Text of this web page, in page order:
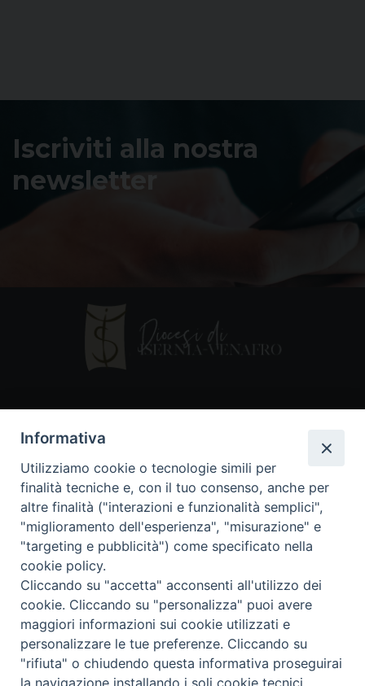
Iscriviti alla nostra
newsletter
86170 Isernia
086550849
segreteria@diocesiiserniavenafro.it
I nostri social
Copyright © 2018 - Diocesi di Isernia-Venafro (C.F.
90008750946). Riproduzione solo con permesso.
Tutti i diritti sono riservati
Informativa
Utilizziamo cookie o tecnologie simili per
finalità tecniche e, con il tuo consenso, anche per
altre finalità ("interazioni e funzionalità semplici",
"miglioramento dell'esperienza", "misurazione" e
"targeting e pubblicità") come specificato nella
cookie policy.
Cliccando su "accetta" acconsenti all'utilizzo dei
cookie. Cliccando su "personalizza" puoi avere
maggiori informazioni sui cookie utilizzati e
personalizzare le tue preferenze. Cliccando su
"rifiuta" o chiudendo questa informativa proseguirai